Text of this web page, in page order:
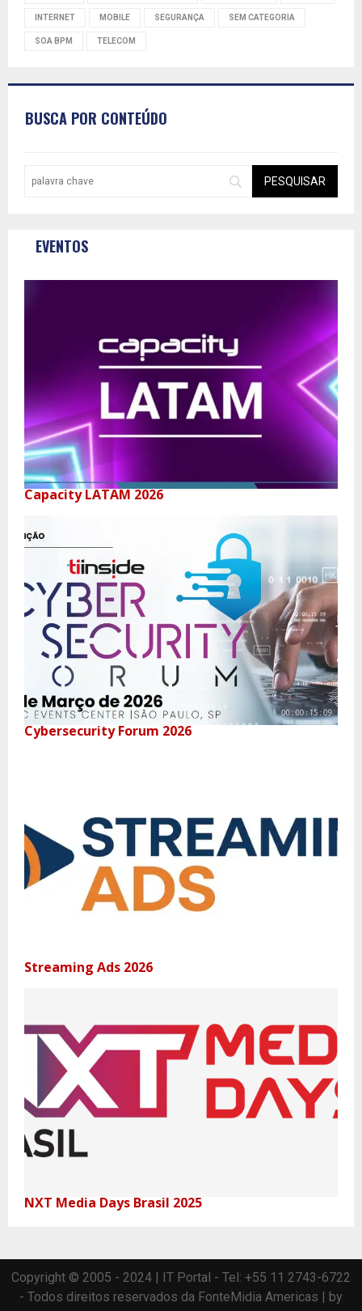
INTERNET MOBILE SEGURANÇA SEM CATEGORIA
SOA BPM TELECOM
BUSCA POR CONTEÚDO
EVENTOS
Capacity LATAM 2026
Cybersecurity Forum 2026
Streaming Ads 2026
NXT Media Days Brasil 2025
Copyright © 2005 - 2024 | IT Portal - Tel: +55 11 2743-6722
- Todos direitos reservados da FonteMidia Americas | by